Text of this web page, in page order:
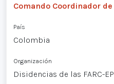
Comando Coordinador
País
Colombia
Organización
Disidencias de las FARC-EP